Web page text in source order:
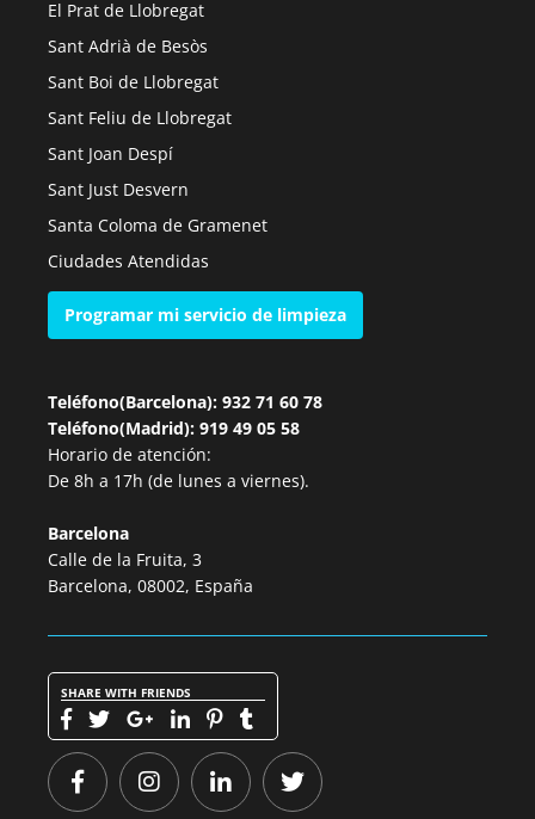
El Prat de Llobregat
Sant Adrià de Besòs
Sant Boi de Llobregat
Sant Feliu de Llobregat
Sant Joan Despí
Sant Just Desvern
Santa Coloma de Gramenet
Ciudades Atendidas
Programar mi servicio de limpieza
Teléfono(Barcelona): 932 71 60 78
Teléfono(Madrid): 919 49 05 58
Horario de atención:
De 8h a 17h (de lunes a viernes).
Barcelona
Calle de la Fruita, 3
Barcelona, 08002, España
SHARE WITH FRIENDS